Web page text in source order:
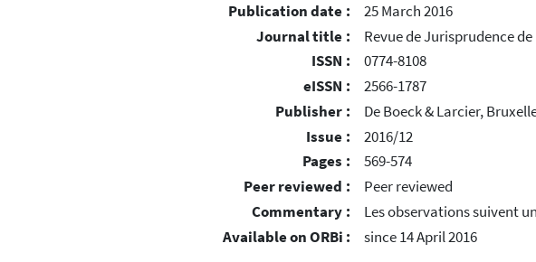
Publication date :
25 March 2016
Journal title :
Revue de Jurisprudence
ISSN :
0774-8108
eISSN :
2566-1787
Publisher :
De Boeck & Larcier,
Issue :
2016/12
Pages :
569-574
Peer reviewed :
Peer reviewed
Commentary :
Les observations suivent
Available on ORBi :
since 14 April 2016